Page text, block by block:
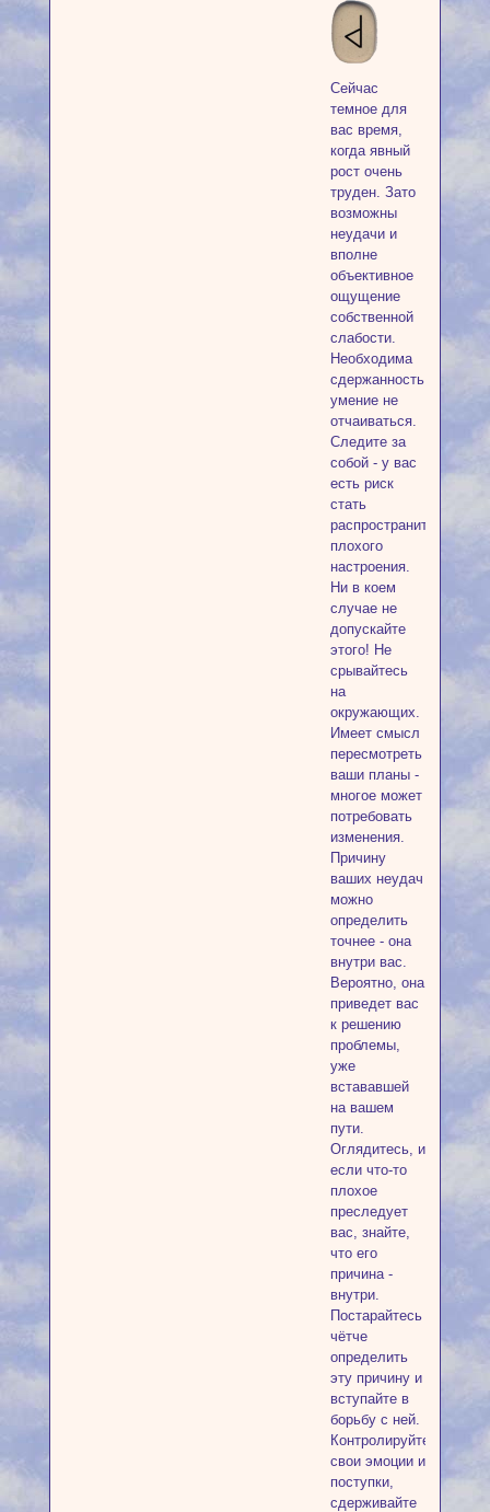
Сейчас
темное для
вас время,
когда явный
рост очень
труден. Зато
возможны
неудачи и
вполне
объективное
ощущение
собственной
слабости.
Необходима
сдержанность,
умение не
отчаиваться.
Следите за
собой - у вас
есть риск
стать
распространителем
плохого
настроения.
Ни в коем
случае не
допускайте
этого! Не
срывайтесь
на
окружающих.
Имеет смысл
пересмотреть
ваши планы -
многое может
потребовать
изменения.
Причину
ваших неудач
можно
определить
точнее - она
внутри вас.
Вероятно, она
приведет вас
к решению
проблемы,
уже
встававшей
на вашем
пути.
Оглядитесь, и
если что-то
плохое
преследует
вас, знайте,
что его
причина -
внутри.
Постарайтесь
чётче
определить
эту причину и
вступайте в
борьбу с ней.
Контролируйте
свои эмоции и
поступки,
сдерживайте